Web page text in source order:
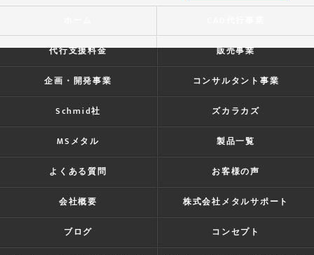
代行支援料金 販売事業
企画・開発事業 コンサルタント事業
Schmid社 ズカラカズ
MSメタル 製品一覧
よくある質問 お客様の声
会社概要 株式会社メタルサポート
ブログ コンセプト